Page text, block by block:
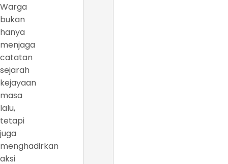
Warga
bukan
hanya
menjaga
catatan
sejarah
kejayaan
masa
lalu,
tetapi
juga
menghadirkan
aksi